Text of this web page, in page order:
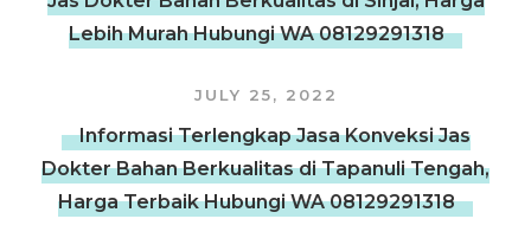
Lebih Murah Hubungi WA 08129291318
JULY 25, 2022
Informasi Terlengkap Jasa Konveksi Jas
Dokter Bahan Berkualitas di Tapanuli Tengah,
Harga Terbaik Hubungi WA 08129291318